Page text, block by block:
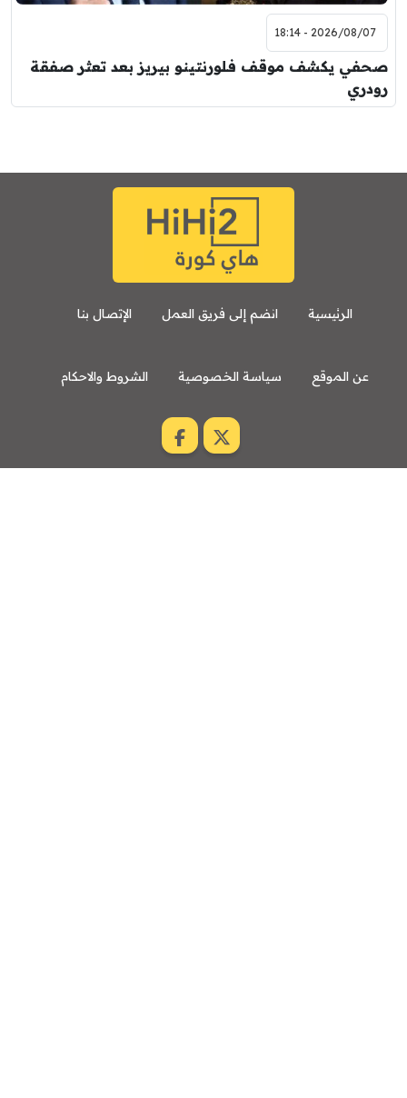
2026/08/07 - 18:14
صحفي يكشف موقف فلورنتينو بيريز بعد تعثر صفقة
رودري
الرئيسية انضم إلى فريق العمل الإتصال بنا
عن الموقع سياسة الخصوصية الشروط والاحكام